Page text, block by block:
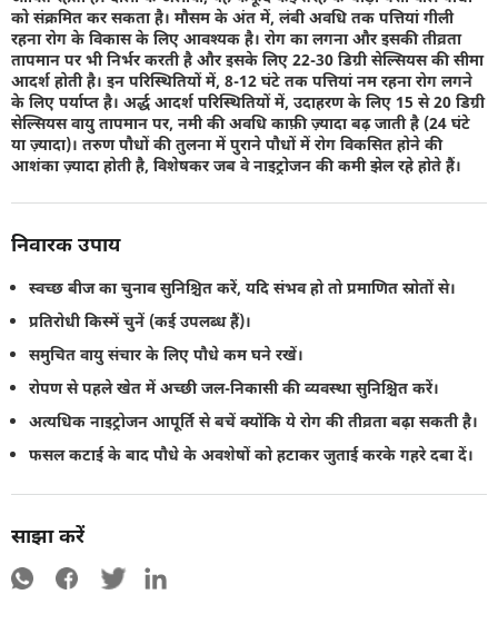
को संक्रमित कर सकता है। मौसम के अंत में, लंबी अवधि तक पत्तियां गीली
रहना रोग के विकास के लिए आवश्यक है। रोग का लगना और इसकी तीव्रता
तापमान पर भी निर्भर करती है और इसके लिए 22-30 डिग्री सेल्सियस की सीमा
आदर्श होती है। इन परिस्थितियों में, 8-12 घंटे तक पत्तियां नम रहना रोग लगने
के लिए पर्याप्त है। अर्द्ध आदर्श परिस्थितियों में, उदाहरण के लिए 15 से 20 डिग्री
सेल्सियस वायु तापमान पर, नमी की अवधि काफ़ी ज़्यादा बढ़ जाती है (24 घंटे
या ज़्यादा)। तरुण पौधों की तुलना में पुराने पौधों में रोग विकसित होने की
आशंका ज़्यादा होती है, विशेषकर जब वे नाइट्रोजन की कमी झेल रहे होते हैं।
निवारक उपाय
स्वच्छ बीज का चुनाव सुनिश्चित करें, यदि संभव हो तो प्रमाणित स्रोतों से।
प्रतिरोधी किस्में चुनें (कई उपलब्ध हैं)।
समुचित वायु संचार के लिए पौधे कम घने रखें।
रोपण से पहले खेत में अच्छी जल-निकासी की व्यवस्था सुनिश्चित करें।
अत्यधिक नाइट्रोजन आपूर्ति से बचें क्योंकि ये रोग की तीव्रता बढ़ा सकती है।
फसल कटाई के बाद पौधे के अवशेषों को हटाकर जुताई करके गहरे दबा दें।
साझा करें